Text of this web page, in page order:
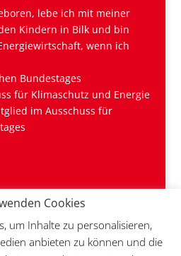
lebe ich mit meiner
Kindern in Bilk und bin
wenn ich
Bundestages
für Klimaschutz und Energie
im Ausschuss für
Cookies
um Inhalte zu personalisieren,
anbieten zu können und die